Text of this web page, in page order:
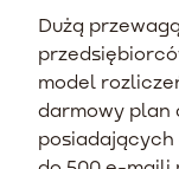
Dużą
model
darmowy plan
posiadających